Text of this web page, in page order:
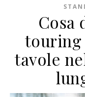
Cosa
touring
tavole